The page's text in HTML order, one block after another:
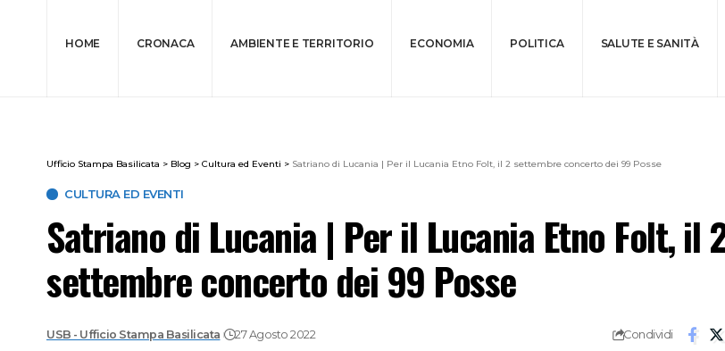
HOME CRONACA AMBIENTE E TERRITORIO ECONOMIA POLITICA SALUTE E SANITÀ
Ufficio Stampa Basilicata > Blog > Cultura ed Eventi > Satriano di Lucania | Per il Lucania Etno Folt, il 2 settembre concerto dei 99 Posse
CULTURA ED EVENTI
Satriano di Lucania | Per il Lucania Etno Folt, il
settembre concerto dei 99 Posse
USB - Ufficio Stampa Basilicata 27 Agosto 2022 Condividi